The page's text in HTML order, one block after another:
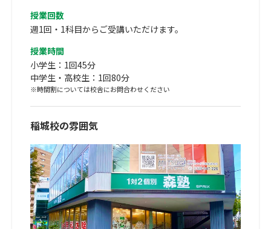
授業回数
週1回・1科目からご受講いただけます。
授業時間
小学生：1回45分
中学生・高校生：1回80分
※時間割については校舎にお問合わせください
稲城校の雰囲気